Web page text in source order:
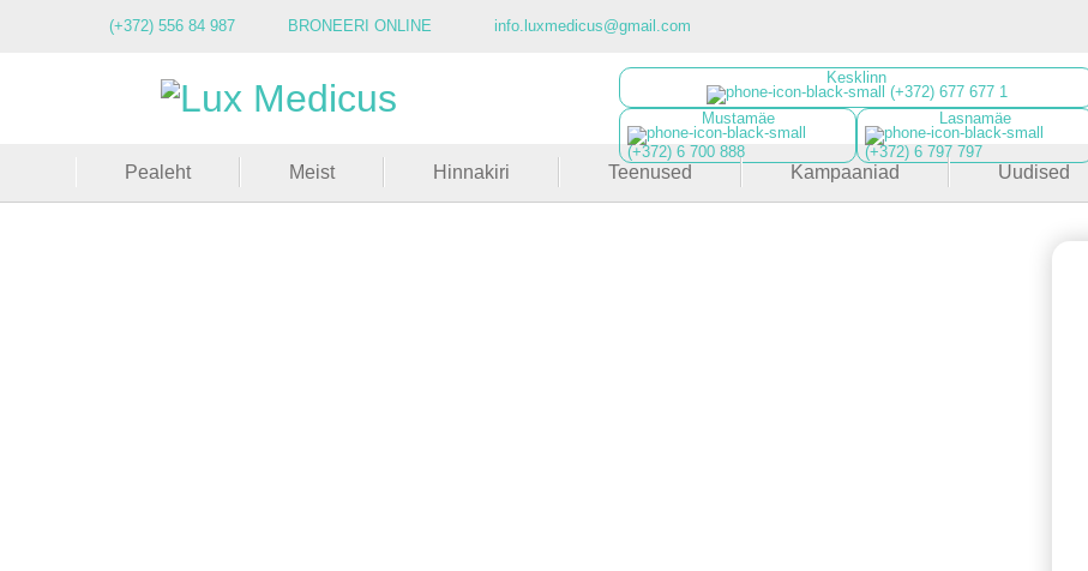
(+372) 556 84 987 BRONEERI ONLINE info.luxmedicus@gmail.com
Kesklinn
(+372) 677 677 1
Mustamäe
(+372) 6 700 888
Lasnamäe
(+372) 6 797 797
Pealeht
Meist Hinnakiri Teenused Kampaaniad Uudised